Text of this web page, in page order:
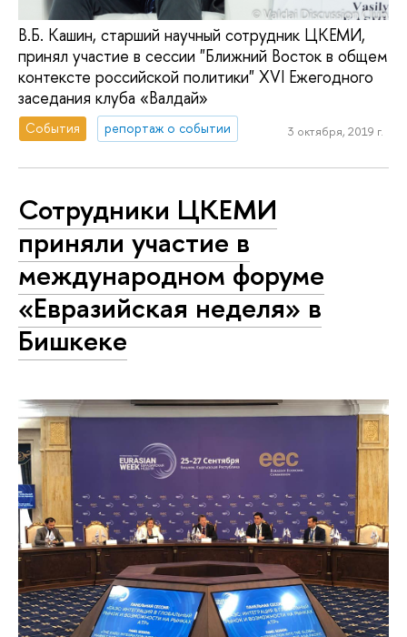
В.Б. Кашин, старший научный сотрудник ЦКЕМИ,
принял участие в сессии "Ближний Восток в общем
контексте российской политики" XVI Ежегодного
заседания клуба «Валдай»
События репортаж о событии 3 октября, 2019 г.
Сотрудники ЦКЕМИ
приняли участие в
международном форуме
«Евразийская неделя» в
Бишкеке